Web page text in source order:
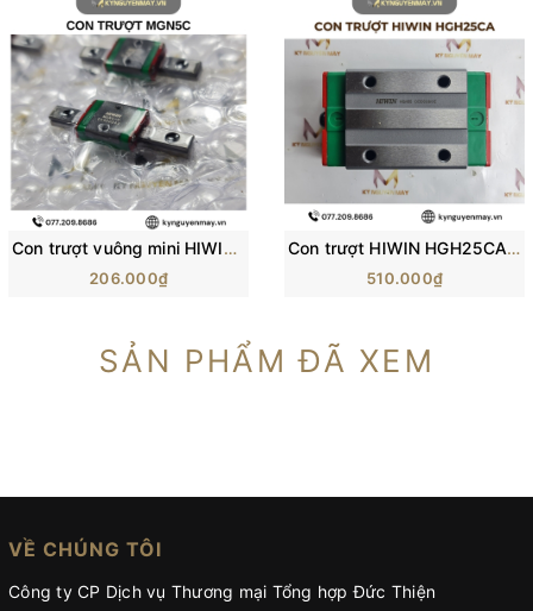
Con trượt vuông mini HIWIN MGN-C | Block trượt MGN5C, MGN7C, MGN12C
206.000₫
Con trượt HIWIN HGH25CA/ H25C/ HG25 (84x48x40mm)
510.000₫
SẢN PHẨM ĐÃ XEM
VỀ CHÚNG TÔI
Công ty CP Dịch vụ Thương mại Tổng hợp Đức Thiện